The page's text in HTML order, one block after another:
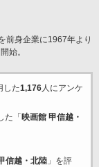
前身企業に1967年より
始。
した1,176人にアンケ
た「 映画館 甲信越・
信越・北陸」を評